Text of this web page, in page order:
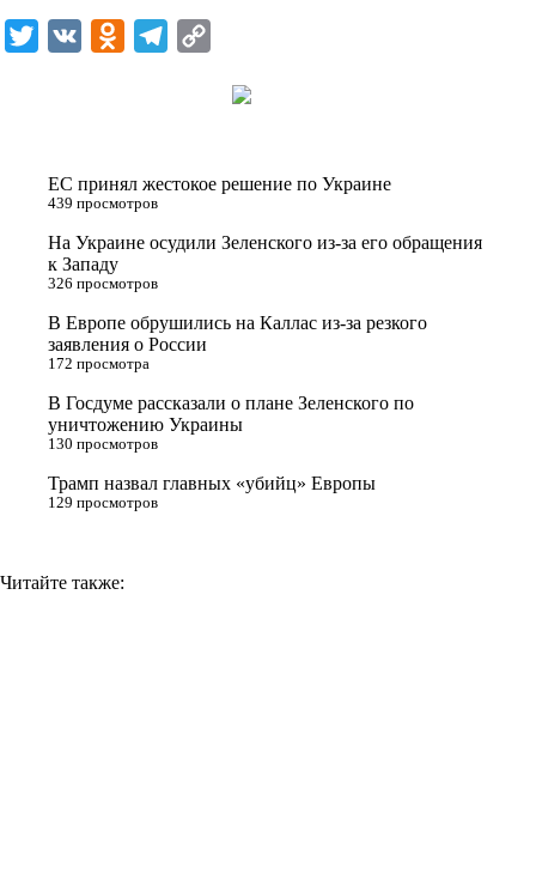
l
a
n
i
k
i
a
n
ЕС принял жестокое решение по Украине
439 просмотров
На Украине осудили Зеленского из-за его обращения
к Западу
326 просмотров
В Европе обрушились на Каллас из-за резкого
заявления о России
172 просмотра
В Госдуме рассказали о плане Зеленского по
уничтожению Украины
130 просмотров
Трамп назвал главных «убийц» Европы
129 просмотров
Читайте также: